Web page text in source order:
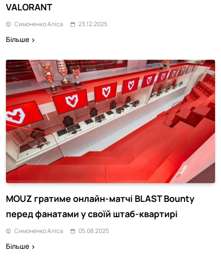
VALORANT
Симоненко Аліса 23.12.2025
Більше
MOUZ гратиме онлайн-матчі BLAST Bounty
перед фанатами у своїй штаб-квартирі
Симоненко Аліса 05.08.2025
Більше